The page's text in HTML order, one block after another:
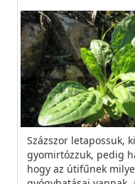
Százszor letapossuk,
gyomirtózzuk, pedig
hogy az útifűnek